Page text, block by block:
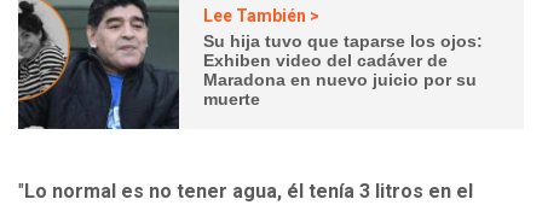
Lee También >
Su hija tuvo que taparse los ojos:
Exhiben video del cadáver de
Maradona en nuevo juicio por su
muerte
" Lo normal es no tener agua, él tenía 3 litros en el